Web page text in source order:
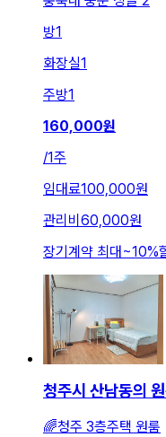
방1
화장실1
주방1
160,000원
/1주
임대료100,000원
관리비 60,000원
장기계약 최대~10%
청주시 산남동의
🌈청주 3층주택 원룸